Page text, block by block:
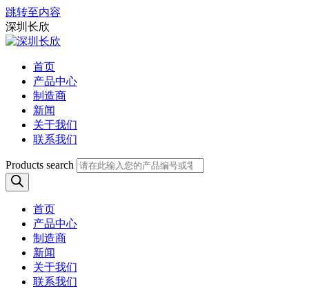
跳转至内容
深圳长欣
首页
产品中心
制造商
新闻
关于我们
联系我们
Products search
首页
产品中心
制造商
新闻
关于我们
联系我们